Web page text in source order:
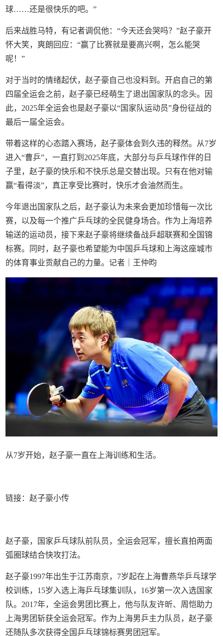
球……还是很快乐的吧。”
后来战胜马特，有记者调侃他：“今天还会哭吗？”赵子豪开
怀大笑，爽朗回应：“赢了比赛就是要高兴啊，怎么能哭
呢！”
对于当时的情绪起伏，赵子豪自己也没料到。开启自己的第
四届全运会之前，赵子豪已经萌生了退出国家队的念头。因
此，2025年全运会也是赵子豪以“国家队运动员”身份征战的
最后一届全运会。
带着这样的心态踏入赛场，赵子豪体会到久违的释然。从7岁
进入“曹乒”，一直打到2025年底，大部分与乒乓球作伴的日
子里，赵子豪的快乐和不快乐总是交替出现。只有在他对输
赢“看得淡”，真正享受比赛时，快乐才会油然而生。
今年退出国家队之后，赵子豪认为未来会更加珍惜每一次比
赛，以及每一个推广乒乓球的全民健身场合。作为上海培养
输送的运动员，接下来赵子豪将继续备战乒超联赛和全国锦
标赛。同时，赵子豪也希望能为中国乒乓球和上海这座城市
的体育事业贡献自己的力量。记者｜王仲昀
从7岁开始，赵子豪一直在上海训练和生活。
链接：赵子豪小传
赵子豪，国家乒乓球队前队员，全运会冠军，擅长直拍两面
弧圈球结合快攻打法。
赵子豪1997年出生于江苏南京，7岁起在上海曹燕华乒乓球学
校训练，15岁入选上海乒乓球集训队，16岁第一次入选国家
队。2017年，全运会男团比赛上，他与队友许昕、周恺助力
上海男团斩获全运会冠军。作为上海男乒主力队员，赵子豪
还随队多次获得全国乒乓球锦标赛男团冠军。